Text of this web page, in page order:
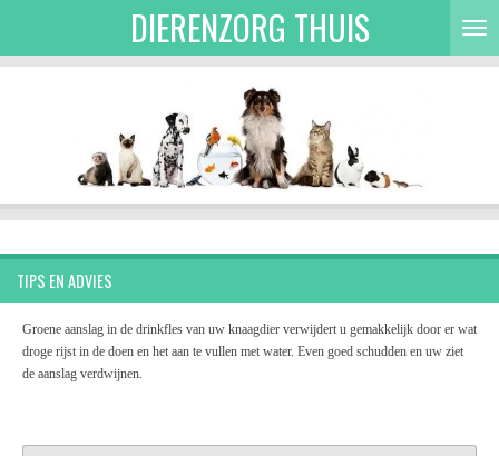
naar
DIERENZORG THUIS
TIPS EN ADVIES
Groene aanslag in de drinkfles van uw knaagdier verwijdert u gemakkelijk door er wat
droge rijst in de doen en het aan te vullen met water. Even goed schudden en uw ziet
de aanslag verdwijnen.